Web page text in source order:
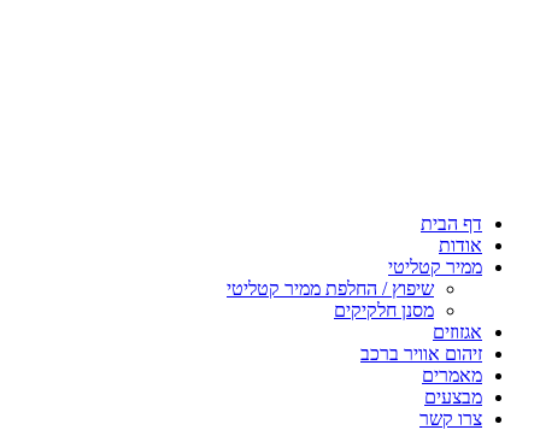
דף הבית
אודות
ממיר קטליטי
שיפוץ / החלפת ממיר קטליטי
מסנן חלקיקים
אגזוזים
זיהום אוויר ברכב
מאמרים
מבצעים
צרו קשר